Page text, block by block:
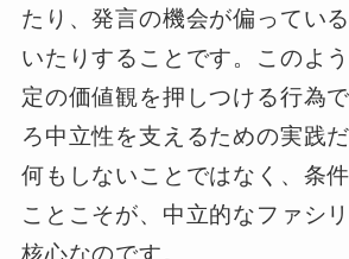
たり、発言の機会が偏ってい
いたりすることです。このよ
定の価値観を押しつける行為
ろ中立性を支えるための実践
何もしないことではなく、条
ことこそが、中立的なファシ
核心なのです。